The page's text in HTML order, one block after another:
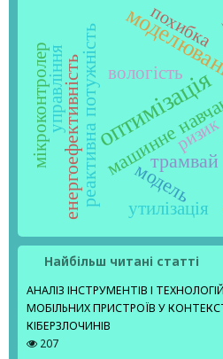
оптимізація
реактивна потужністьмашинне
модель
енергоефективність трамвай
вологість
ризик
управління
мікроконтролер
похибка
утилізація
Найбільш читані статті
АНАЛІЗ ІНСТРУМЕНТІВ І
МОБІЛЬНИХ ПРИСТРОЇВ У
КІБЕРЗЛОЧИНІВ
207